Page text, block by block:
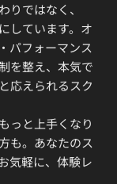
りではなく、
しています。オ
パフォーマンス
を整え、本気で
応えられるスク
っと上手くなり
も。あなたのス
気軽に、体験レ